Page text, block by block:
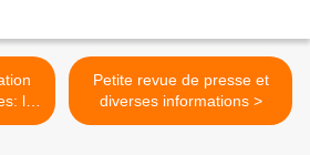
le
vide?
Petite revue de presse et
diverses informations >